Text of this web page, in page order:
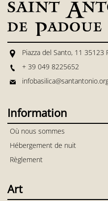
Piazza del Santo, 11 35123
+ 39 049 8225652
Information
Où nous sommes
Hébergement de nuit
Règlement
Art